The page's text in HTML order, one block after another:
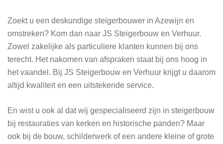
Zoekt u een deskundige steigerbouwer in Azewijn en
omstreken? Kom dan naar JS Steigerbouw en Verhuur.
Zowel zakelijke als particuliere klanten kunnen bij ons
terecht. Het nakomen van afspraken staat bij ons hoog in
het vaandel. Bij JS Steigerbouw en Verhuur krijgt u daarom
altijd kwaliteit en een uitstekende service.
En wist u ook al dat wij gespecialiseerd zijn in steigerbouw
bij restauraties van kerken en historische panden? Maar
ook bij de bouw, schilderwerk of een andere kleine of grote